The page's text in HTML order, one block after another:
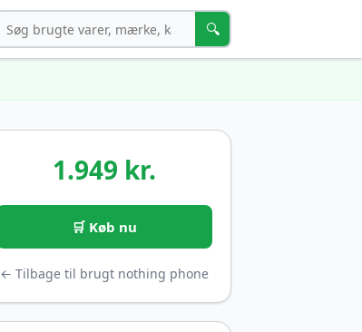
Søg 🔍
1.949 kr.
🛒 Køb nu
← Tilbage til brugt nothing phone